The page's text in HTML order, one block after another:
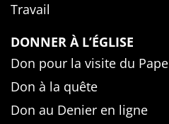
Travail
DONNER À L’ÉGLISE
Don pour la visite du Pape
Don à la quête
Don au Denier en ligne